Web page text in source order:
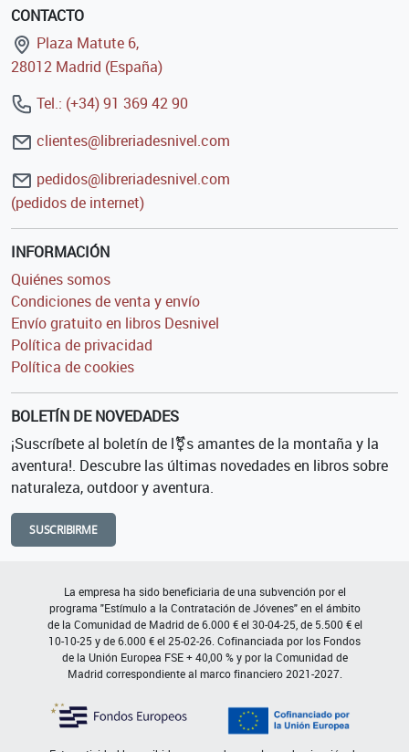
CONTACTO
Plaza Matute 6,
28012 Madrid (España)
Tel.: (+34) 91 369 42 90
clientes@libreriadesnivel.com
pedidos@libreriadesnivel.com
(pedidos de internet)
INFORMACIÓN
Quiénes somos
Condiciones de venta y envío
Envío gratuito en libros Desnivel
Política de privacidad
Política de cookies
BOLETÍN DE NOVEDADES
¡Suscríbete al boletín de l⚧s amantes de la montaña y la
aventura!. Descubre las últimas novedades en libros sobre
naturaleza, outdoor y aventura.
SUSCRIBIRME
La empresa ha sido beneficiaria de una subvención por el
programa "Estímulo a la Contratación de Jóvenes" en el ámbito
de la Comunidad de Madrid de 6.000 € el 30-04-25, de 5.500 € el
10-10-25 y de 6.000 € el 25-02-26. Cofinanciada por los Fondos
de la Unión Europea FSE + 40,00 % y por la Comunidad de
Madrid correspondiente al marco financiero 2021-2027.